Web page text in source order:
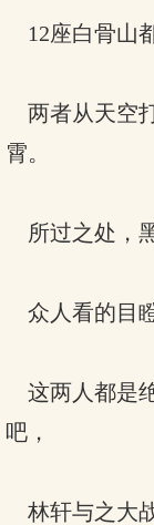
12座白骨山
两者从天空
霄。
所过之处，
众人看的目
这两人都是
吧，
林轩与之大